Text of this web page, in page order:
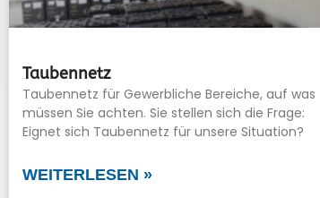
Taubennetz
Taubennetz für Gewerbliche Bereiche, auf was
müssen Sie achten. Sie stellen sich die Frage:
Eignet sich Taubennetz für unsere Situation?
WEITERLESEN »